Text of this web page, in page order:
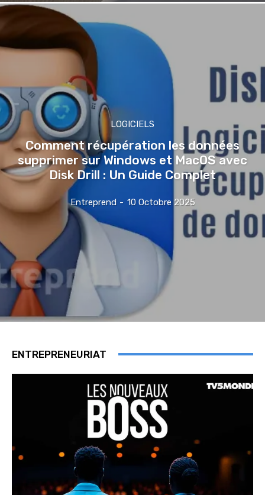
LOGICIELS
Comment récupération les données
supprimer sur Windows et MacOS avec
Disk Drill : Un Guide Complet
Entreprend - 10 Octobre 2025
ENTREPRENEURIAT